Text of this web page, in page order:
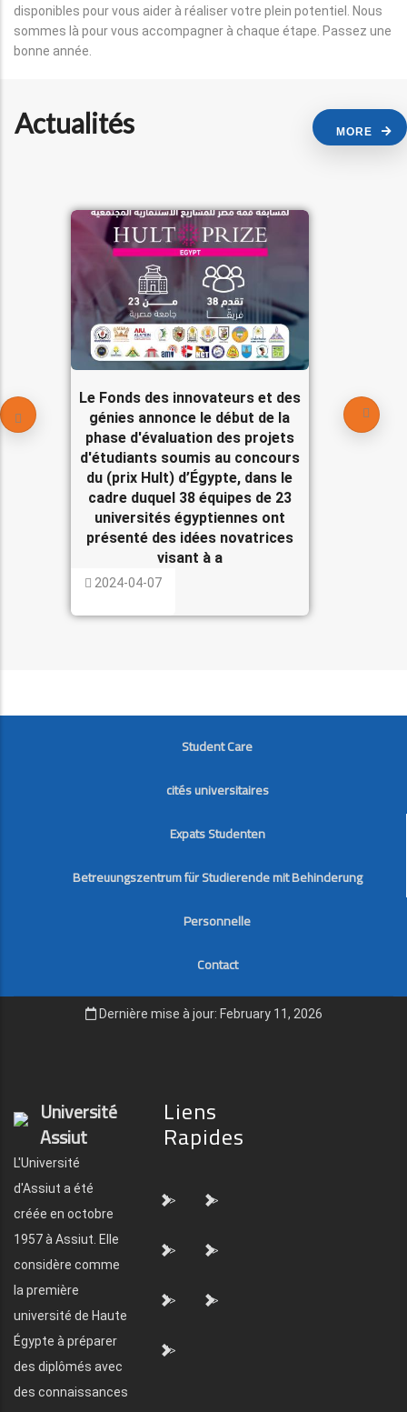
disponibles pour vous aider à réaliser votre plein potentiel. Nous
sommes là pour vous accompagner à chaque étape. Passez une
bonne année.
Actualités MORE
Le Fonds des innovateurs et des
génies annonce le début de la
phase d'évaluation des projets
d'étudiants soumis au concours
du (prix Hult) d’Égypte, dans le
cadre duquel 38 équipes de 23
universités égyptiennes ont
présenté des idées novatrices
visant à a
2024-04-07
FOOTER
Student Care
cités universitaires
Expats Studenten
Betreuungszentrum für Studierende mit Behinderung
Personnelle
Contact
Dernière mise à jour: February 11, 2026
Université
Assiut
L'Université
d'Assiut a été
créée en octobre
1957 à Assiut. Elle
considère comme
la première
université de Haute
Égypte à préparer
des diplômés avec
des connaissances
Liens
Rapides
"> ">
"> ">
"> ">
">